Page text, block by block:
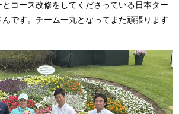
コース改修をしてくださっている日本ター
です。チーム一丸となってまた頑張ります